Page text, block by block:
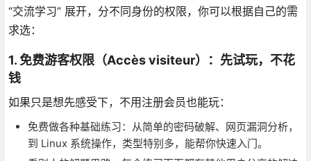
“交流学习” 展开，分不同身份的权限，你可以根据自己的需
求选：
1. 免费游客权限（Accès visiteur）：先试玩，不花
钱
如果只是想先感受下，不用注册会员也能玩：
免费做各种基础练习：从简单的密码破解、网页漏洞分析，
到 Linux 系统操作，类型特别多，能帮你快速入门。